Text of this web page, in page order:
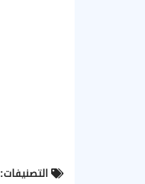
التصنيفات: